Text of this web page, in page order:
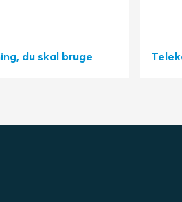
du skal bruge